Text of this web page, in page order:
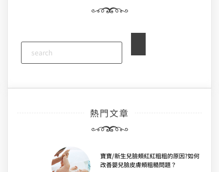
熱門文章
寶寶/新生兒臉頰紅紅粗粗的原因?如何
改善嬰兒臉皮膚頰粗糙問題？